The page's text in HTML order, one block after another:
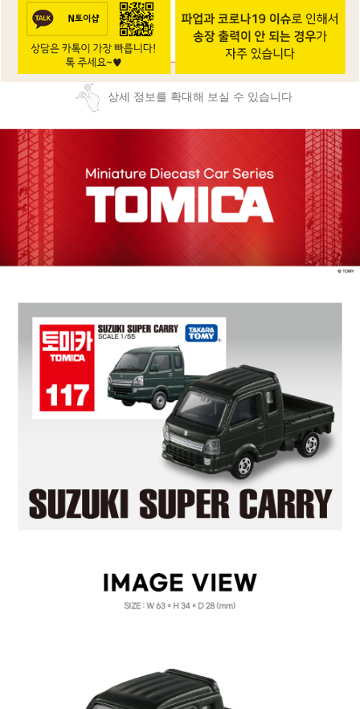
상세 정보를 확대해 보실 수 있습니다